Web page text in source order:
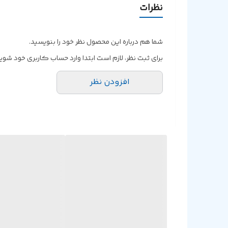
نظرات
شما هم درباره این محصول نظر خود را بنویسید.
برای ثبت نظر، لازم است ابتدا وارد حساب کاربری خود
افزودن نظر